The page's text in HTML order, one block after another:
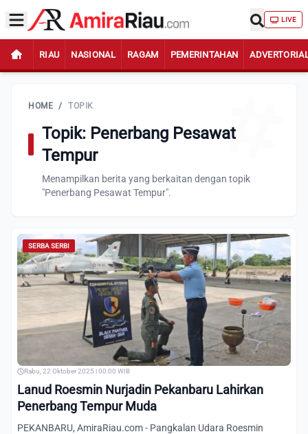
LIVE
RIAU NASIONAL RAGAM PEMERINTAHAN
HOME / TOPIK
Topik: Penerbang Pesawat
Tempur
Menampilkan berita yang berkaitan dengan topik
"Penerbang Pesawat Tempur".
SERBA SERBI
Rabu, 22 Oktober 2025 | 00:00 WIB
Lanud Roesmin Nurjadin Pekanbaru Lahirkan
Penerbang Tempur Muda
PEKANBARU, AmiraRiau.com - Pangkalan Udara Roesmin